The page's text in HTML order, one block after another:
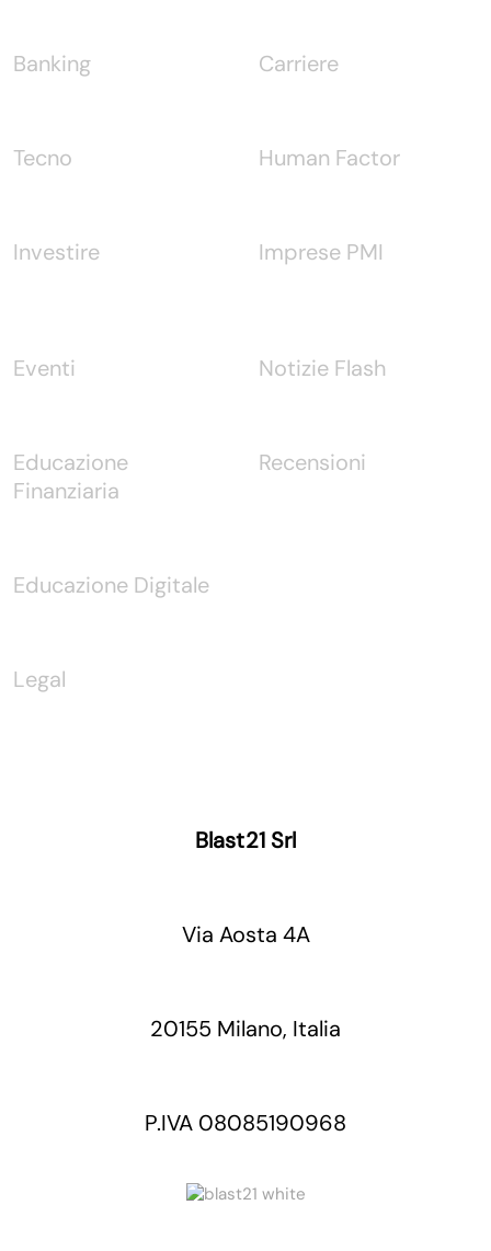
Banking
Tecno
Investire
Carriere
Human Factor
Imprese PMI
Eventi
Educazione
Finanziaria
Educazione Digitale
Legal
Notizie Flash
Recensioni
Blast21 Srl
Via Aosta 4A
20155 Milano, Italia
P.IVA 08085190968